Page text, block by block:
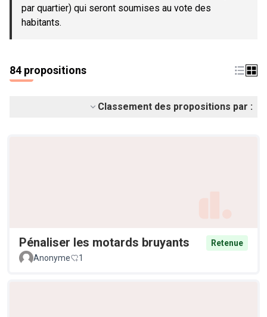
par quartier) qui seront soumises au vote des
habitants.
84 propositions
Classement des propositions par :
Pénaliser les motards bruyants
Retenue
Anonyme
1